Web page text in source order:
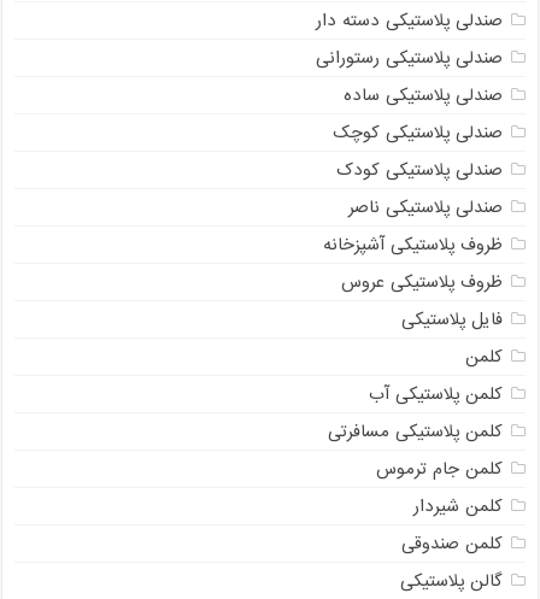
صندلی پلاستیکی دسته دار
صندلی پلاستیکی رستورانی
صندلی پلاستیکی ساده
صندلی پلاستیکی کوچک
صندلی پلاستیکی کودک
صندلی پلاستیکی ناصر
ظروف پلاستیکی آشپزخانه
ظروف پلاستیکی عروس
فایل پلاستیکی
کلمن
کلمن پلاستیکی آب
کلمن پلاستیکی مسافرتی
کلمن جام ترموس
کلمن شیردار
کلمن صندوقی
گالن پلاستیکی